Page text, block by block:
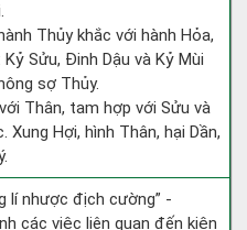
Thủy khắc với hành Hỏa,
Sửu, Đinh Dậu và Kỷ Mùi
sợ Thủy.
Thân, tam hợp với Sửu và
Xung Hợi, hình Thân, hại Dần,
lí nhược địch cường” -
các việc liên quan đến kiện